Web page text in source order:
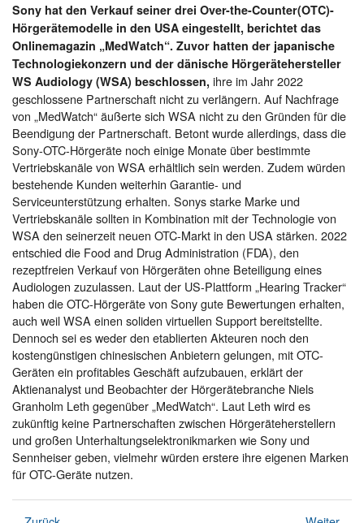
Sony hat den Verkauf seiner drei Over-the-Counter(OTC)-
Hörgerätemodelle in den USA eingestellt, berichtet das
Onlinemagazin „MedWatch“. Zuvor hatten der japanische
Technologiekonzern und der dänische Hörgerätehersteller
WS Audiology (WSA) beschlossen, ihre im Jahr 2022
geschlossene Partnerschaft nicht zu verlängern. Auf Nachfrage
von „MedWatch“ äußerte sich WSA nicht zu den Gründen für die
Beendigung der Partnerschaft. Betont wurde allerdings, dass die
Sony-OTC-Hörgeräte noch einige Monate über bestimmte
Vertriebskanäle von WSA erhältlich sein werden. Zudem würden
bestehende Kunden weiterhin Garantie- und
Serviceunterstützung erhalten. Sonys starke Marke und
Vertriebskanäle sollten in Kombination mit der Technologie von
WSA den seinerzeit neuen OTC-Markt in den USA stärken. 2022
entschied die Food and Drug Administration (FDA), den
rezeptfreien Verkauf von Hörgeräten ohne Beteiligung eines
Audiologen zuzulassen. Laut der US-Plattform „Hearing Tracker“
haben die OTC-Hörgeräte von Sony gute Bewertungen erhalten,
auch weil WSA einen soliden virtuellen Support bereitstellte.
Dennoch sei es weder den etablierten Akteuren noch den
kostengünstigen chinesischen Anbietern gelungen, mit OTC-
Geräten ein profitables Geschäft aufzubauen, erklärt der
Aktienanalyst und Beobachter der Hörgerätebranche Niels
Granholm Leth gegenüber „MedWatch“. Laut Leth wird es
zukünftig keine Partnerschaften zwischen Hörgeräteherstellern
und großen Unterhaltungselektronikmarken wie Sony und
Sennheiser geben, vielmehr würden erstere ihre eigenen Marken
für OTC-Geräte nutzen.